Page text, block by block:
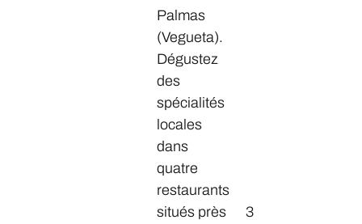
Palmas
(Vegueta).
Dégustez
des
spécialités
locales
dans
quatre
restaurants
situés près
3